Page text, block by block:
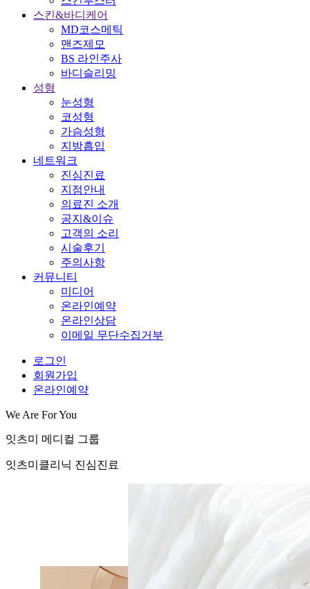
스킨&바디케어
MD코스메틱
맨즈제모
BS 라인주사
바디슬리밍
성형
눈성형
코성형
가슴성형
지방흡입
네트워크
진심진료
지점안내
의료진 소개
공지&이슈
고객의 소리
시술후기
주의사항
커뮤니티
미디어
온라인예약
온라인상담
이메일 무단수집거부
로그인
회원가입
온라인예약
We Are For You
잇츠미 메디컬 그룹
잇츠미클리닉 진심진료